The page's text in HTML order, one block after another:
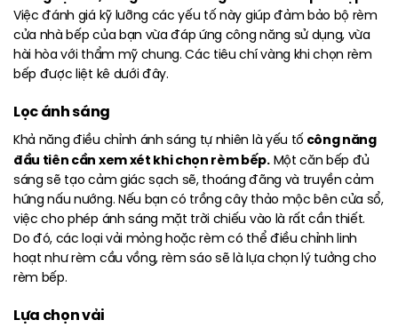
Việc đánh giá kỹ lưỡng các yếu tố này giúp đảm bảo bộ rèm
cửa nhà bếp của bạn vừa đáp ứng công năng sử dụng, vừa
hài hòa với thẩm mỹ chung. Các tiêu chí vàng khi chọn rèm
bếp được liệt kê dưới đây.
Lọc ánh sáng
Khả năng điều chỉnh ánh sáng tự nhiên là yếu tốcông năng
đầu tiên cần xem xét khi chọn rèm bếp.Một căn bếp đủ
sáng sẽ tạo cảm giác sạch sẽ, thoáng đãng và truyền cảm
hứng nấu nướng. Nếu bạn có trồng cây thảo mộc bên cửa sổ,
việc cho phép ánh sáng mặt trời chiếu vào là rất cần thiết.
Do đó, các loại vải mỏng hoặc rèm có thể điều chỉnh linh
hoạt như rèm cầu vồng, rèm sáo sẽ là lựa chọn lý tưởng cho
rèm bếp.
Lựa chọn vải